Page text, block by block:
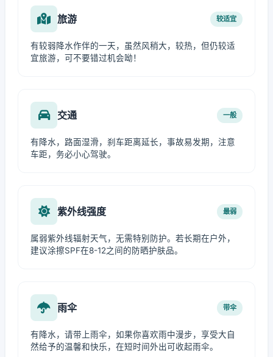
旅游 较适宜
有较弱降水作伴的一天，虽然风稍大，较热，但仍较适
宜旅游，可不要错过机会呦！
交通 一般
有降水，路面湿滑，刹车距离延长，事故易发期，注意
车距，务必小心驾驶。
紫外线强度 最弱
属弱紫外线辐射天气，无需特别防护。若长期在户外，
建议涂擦SPF在8-12之间的防晒护肤品。
雨伞 带伞
有降水，请带上雨伞，如果你喜欢雨中漫步，享受大自
然给予的温馨和快乐，在短时间外出可收起雨伞。